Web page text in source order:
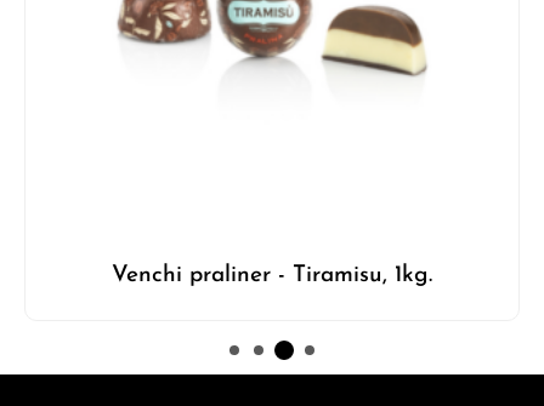
Venchi praliner - Tiramisu, 1kg.